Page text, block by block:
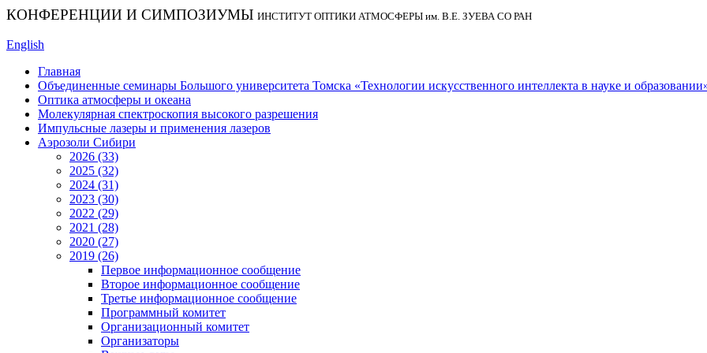
КОНФЕРЕНЦИИ И СИМПОЗИУМЫ ИНСТИТУТ ОПТИКИ АТМОСФЕРЫ им. В.Е. ЗУЕВА СО РАН
English
Главная
Объединенные семинары Большого университета Томска «Технологии искусственного интеллекта в науке и
Оптика атмосферы и океана
Молекулярная спектроскопия высокого разрешения
Импульсные лазеры и применения лазеров
Аэрозоли Сибири
2026 (33)
2025 (32)
2024 (31)
2023 (30)
2022 (29)
2021 (28)
2020 (27)
2019 (26)
Первое информационное сообщение
Второе информационное сообщение
Третье информационное сообщение
Программный комитет
Организационный комитет
Организаторы